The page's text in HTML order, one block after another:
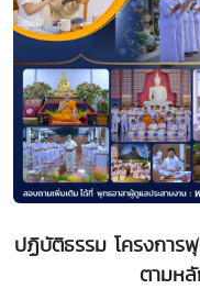
ปฏิบัติธรรม โครงการ
ตามห